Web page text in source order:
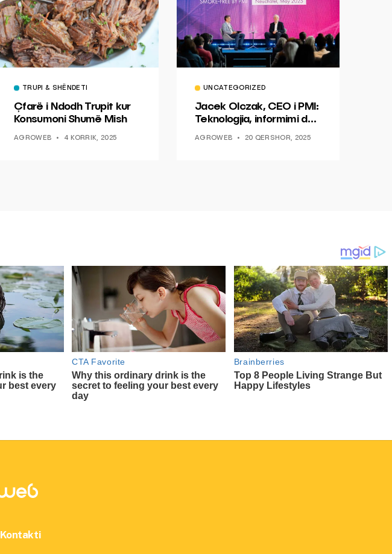
TRUPI & SHËNDETI
Çfarë i Ndodh Trupit kur
Konsumoni Shumë Mish
AGROWEB 4 KORRIK, 2025
UNCATEGORIZED
Jacek Olczak, CEO i PMI:
Teknologjia, informimi dhe
AGROWEB 20 QERSHOR, 2025
Kontakti